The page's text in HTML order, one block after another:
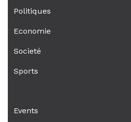
Politiques
Economie
Societé
Sports
Events